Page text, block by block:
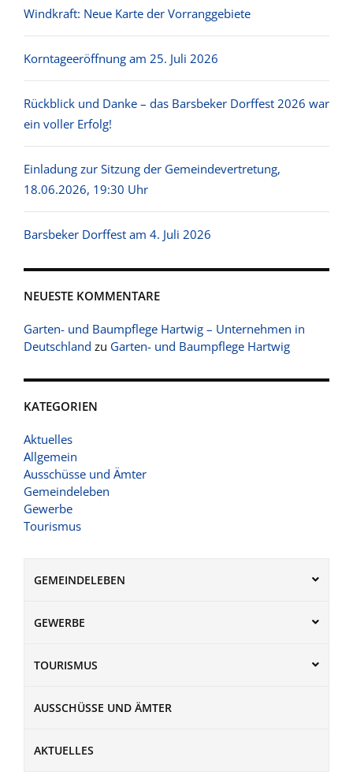
Windkraft: Neue Karte der Vorranggebiete
Korntageeröffnung am 25. Juli 2026
Rückblick und Danke – das Barsbeker Dorffest 2026 war
ein voller Erfolg!
Einladung zur Sitzung der Gemeindevertretung,
18.06.2026, 19:30 Uhr
Barsbeker Dorffest am 4. Juli 2026
NEUESTE KOMMENTARE
Garten- und Baumpflege Hartwig – Unternehmen in
Deutschland zu Garten- und Baumpflege Hartwig
KATEGORIEN
Aktuelles
Allgemein
Ausschüsse und Ämter
Gemeindeleben
Gewerbe
Tourismus
GEMEINDELEBEN
GEWERBE
TOURISMUS
AUSSCHÜSSE UND ÄMTER
AKTUELLES